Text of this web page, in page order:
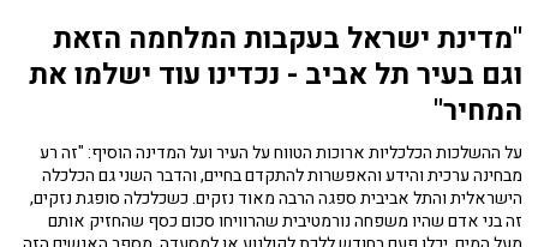
"מדינת ישראל בעקבות המלחמה הזאת
וגם בעיר תל אביב - נכדינו עוד ישלמו את
המחיר"
על ההשלכות הכלכליות ארוכות הטווח על העיר ועל המדינה הוסיף: "זה רע
מבחינה ערכית והידע והאפשרות להתקדם בחיים, והדבר השני גם הכלכלה
הישראלית והתל אביבית ספגה הרבה מאוד נזקים. כשכלכלה סופגת נזקים,
זה בני אדם שהיו משפחה נורמטיבית שהרוויחו סכום כסף שהחזיק אותם